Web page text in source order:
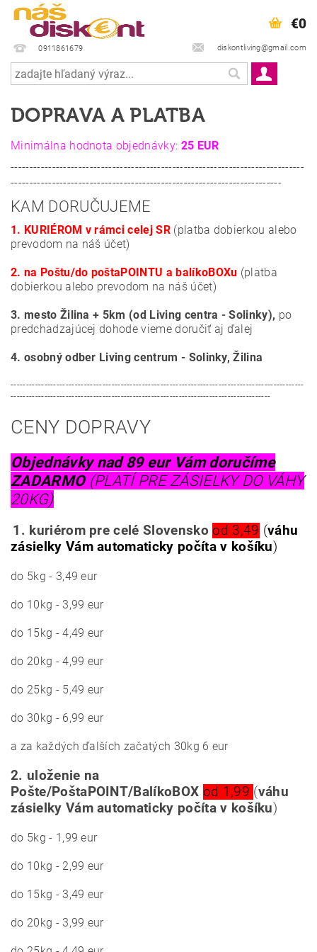
0911861679 diskontliving@gmail.com
€0
DOPRAVA A PLATBA
Minimálna hodnota objednávky: 25 EUR
------------------------------------------------------------------------------
------------------------------------------------------------------------
KAM DORUČUJEME
1. KURIÉROM v rámci celej SR (platba dobierkou alebo
prevodom na náš účet)
2. na Poštu/do poštaPOINTU a balíkoBOXu (platba
dobierkou alebo prevodom na náš účet)
3. mesto Žilina + 5km (od Living centra - Solinky), po
predchadzajúcej dohode vieme doručiť aj ďalej
4. osobný odber Living centrum - Solinky, Žilina
------------------------------------------------------------------------------------------------
-------------------------------------------------------------------------------------
CENY DOPRAVY
Objednávky nad 89 eur Vám doručíme
ZADARMO(PLATÍ PRE ZÁSIELKY DO VÁHY
20KG)
1. kuriérom pre celé Slovensko od 3,49 (váhu
zásielky Vám automaticky počíta v košíku)
do 5kg - 3,49 eur
do 10kg - 3,99 eur
do 15kg - 4,49 eur
do 20kg - 4,99 eur
do 25kg - 5,49 eur
do 30kg - 6,99 eur
a za každých ďalších začatých 30kg 6 eur
2. uloženie na
Pošte/PoštaPOINT/BalíkoBOX od 1,99 (váhu
zásielky Vám automaticky počíta v košíku)
do 5kg - 1,99 eur
do 10kg - 2,99 eur
do 15kg - 3,49 eur
do 20kg - 3,99 eur